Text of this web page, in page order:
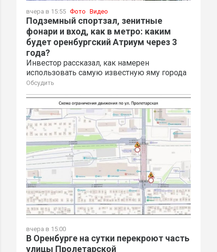
вчера в 15:55 Фото Видео
Подземный спортзал, зенитные
фонари и вход, как в метро: каким
будет оренбургский Атриум через 3
года?
Инвестор рассказал, как намерен
использовать самую известную яму города
Обсудить
вчера в 15:00
В Оренбурге на сутки перекроют часть
улицы Пролетарской